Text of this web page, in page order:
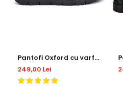
Pantofi Oxford cu varf
lacuit DM 1814
249,00 Lei